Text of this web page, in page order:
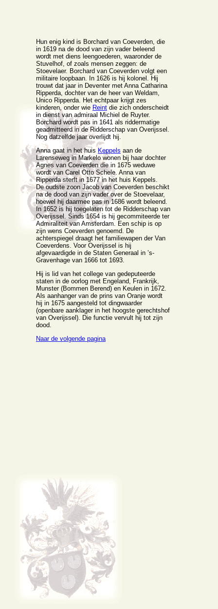
Hun enig kind is Borchard van Coeverden, die
in 1619 na de dood van zijn vader beleend
wordt met diens leengoederen, waaronder de
Stuvelhof, of zoals mensen zeggen: de
Stoevelaer. Borchard van Coeverden volgt een
militaire loopbaan. In 1626 is hij kolonel. Hij
trouwt dat jaar in Deventer met Anna Catharina
Ripperda, dochter van de heer van Weldam,
Unico Ripperda. Het echtpaar krijgt zes
kinderen, onder wie Reint die zich onderscheidt
in dienst van admiraal Michiel de Ruyter.
Borchard wordt pas in 1641 als riddermatige
geadmitteerd in de Ridderschap van Overijssel.
Nog datzelfde jaar overlijdt hij.
Anna gaat in het huisKeppels aan de
Larenseweg in Markelo wonen bij haar dochter
Agnes van Coeverden die in 1675 weduwe
wordt van Carel Otto Schele. Anna van
Ripperda sterft in 1677 in het huis Keppels.
De oudste zoon Jacob van Coeverden beschikt
na de dood van zijn vader over de Stoevelaar,
hoewel hij daarmee pas in 1686 wordt beleend.
In 1652 is hij toegelaten tot de Ridderschap van
Overijssel. Sinds 1654 is hij gecommiteerde ter
Admiraliteit van Amsterdam. Een schip is op
zijn wens Coeverden genoemd. De
achterspiegel draagt het familiewapen der Van
Coeverdens. Voor Overijssel is hij
afgevaardigde in de Staten Generaal in ’s-
Gravenhage van 1666 tot 1693.
Hij is lid van het college van gedeputeerde
staten in de oorlog met Engeland, Frankrijk,
Munster (Bommen Berend) en Keulen in 1672.
Als aanhanger van de prins van Oranje wordt
hij in 1675 aangesteld tot dingwaarder
(openbare aanklager in het hoogste gerechtshof
van Overijssel). Die functie vervult hij tot zijn
dood.
Naar de volgende pagina